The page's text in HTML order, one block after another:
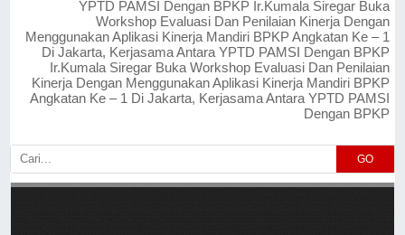
YPTD PAMSI Dengan BPKP Ir.Kumala Siregar Buka
Workshop Evaluasi Dan Penilaian Kinerja Dengan
Menggunakan Aplikasi Kinerja Mandiri BPKP Angkatan Ke – 1
Di Jakarta, Kerjasama Antara YPTD PAMSI Dengan BPKP
Ir.Kumala Siregar Buka Workshop Evaluasi Dan Penilaian
Kinerja Dengan Menggunakan Aplikasi Kinerja Mandiri BPKP
Angkatan Ke – 1 Di Jakarta, Kerjasama Antara YPTD PAMSI
Dengan BPKP
GO